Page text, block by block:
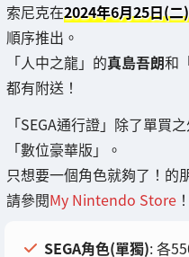
索尼克在2024年6月25日(二)
順序推出。
「人中之龍」的真島吾朗和
都有附送！
「SEGA通行證」除了單買
「數位豪華版」。
只想要一個角色就夠了！的
請參閱My Nintendo Store ！
SEGA角色(單獨): 各